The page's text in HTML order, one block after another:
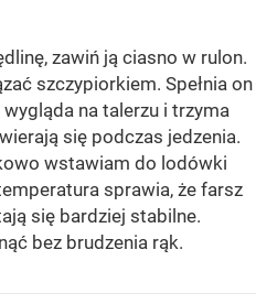
zawiń ją ciasno w rulon.
szczypiorkiem. Spełnia on
na talerzu i trzyma
się podczas jedzenia.
wstawiam do lodówki
sprawia, że farsz
się bardziej stabilne.
bez brudzenia rąk.